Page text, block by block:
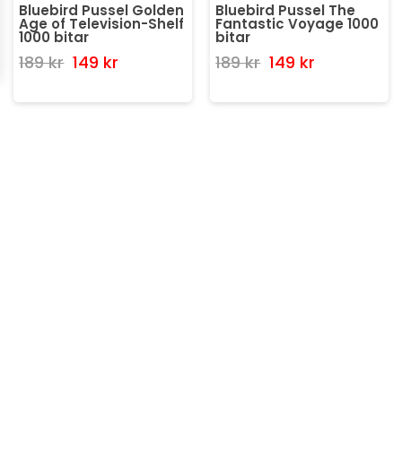
Bluebird Pussel Golden
Age of Television-Shelf
1000 bitar
189 kr 149 kr
Bluebird Pussel The
Fantastic Voyage 1000
bitar
189 kr 149 kr